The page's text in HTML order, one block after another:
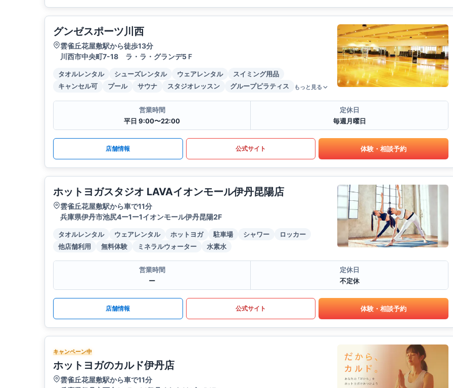
グンゼスポーツ川西
雲雀丘花屋敷駅から徒歩13分
川西市中央町7-18 ラ・ラ・グランデ5Ｆ
タオルレンタル シューズレンタル ウェアレンタル
スイミング用品
キャンセル可
プール サウナ スタジオレッスン グループピラティス もっと見る
営業時間
平日 9:00〜22:00
定休日
毎週月曜日
店舗情報 公式サイト 体験・相談予約
ホットヨガスタジオ LAVAイオンモール伊丹昆陽店
雲雀丘花屋敷駅から車で11分
兵庫県伊丹市池尻4ー1ー1イオンモール伊丹昆陽2F
タオルレンタル ウェアレンタル ホットヨガ 駐車場 シャワー
ロッカー
他店舗利用
無料体験 ミネラルウォーター 水素水
営業時間
ー
定休日
不定休
店舗情報 公式サイト 体験・相談予約
キャンペーン中
ホットヨガのカルド伊丹店
雲雀丘花屋敷駅から車で11分